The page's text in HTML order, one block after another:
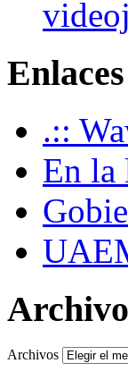
Enlaces
.::
En la
Archivos